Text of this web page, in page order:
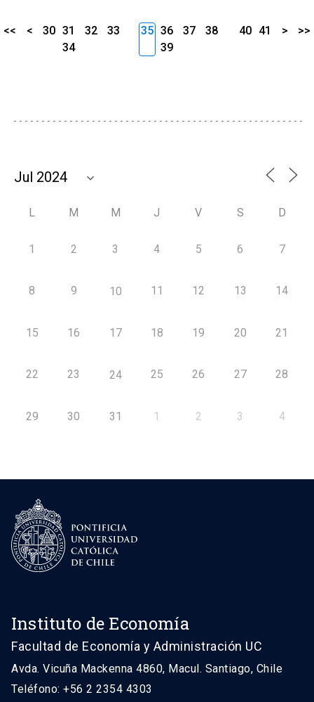
<< < 30 31 32
33
34
35 36 37
38
39
40 41 > >>
L M M J V S D
1 2 3 4 5 6 7
8 9 10 11 12 13 14
15 16 17 18 19 20 21
22 23 24 25 26 27 28
29 30 31 1 2 3 4
Instituto de Economía
Facultad de Economía y Administración UC
Avda. Vicuña Mackenna 4860, Macul. Santiago, Chile
Teléfono: +56 2 2354 4303